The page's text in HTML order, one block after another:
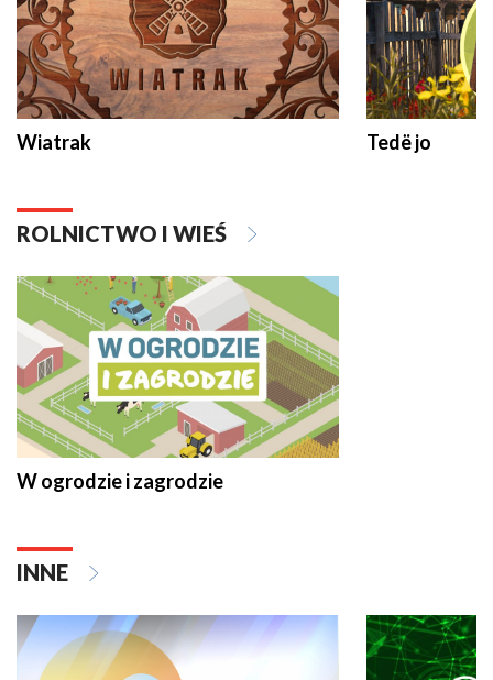
Wiatrak Tedë jo
ROLNICTWO I WIEŚ
W ogrodzie i zagrodzie
INNE